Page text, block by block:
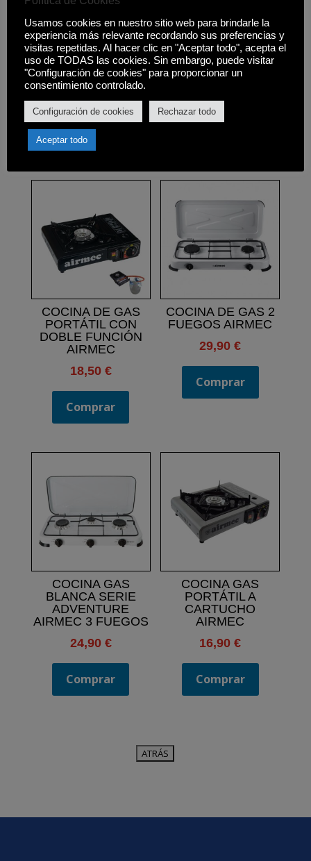
40cm, Alto 21cm.
• Medidas total: 54 x 30 x 46 cm.
• Peso: 15 kgs.
COCINA DE GAS
PORTÁTIL CON
DOBLE FUNCIÓN
AIRMEC
18,50 €
Comprar
COCINA DE GAS 2
FUEGOS AIRMEC
29,90€
Comprar
COCINA GAS
BLANCA SERIE
ADVENTURE
AIRMEC 3 FUEGOS
24,90 €
Comprar
COCINA GAS
PORTÁTIL A
CARTUCHO
AIRMEC
16,90€
Comprar
Usamos cookies en nuestro sitio web para brindarle la
experiencia más relevante recordando sus preferencias y
visitas repetidas. Al hacer clic en "Aceptar todo", acepta el
uso de TODAS las cookies. Sin embargo, puede visitar
"Configuración de cookies" para proporcionar un
consentimiento controlado.
Configuración de cookies Rechazar todo
Aceptar todo